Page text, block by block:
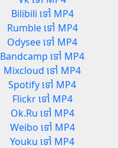
Bilibili ទៅ MP4
Rumble ទៅ MP4
Odysee ទៅ MP4
Bandcamp ទៅ MP4
Mixcloud ទៅ MP4
Spotify ទៅ MP4
Flickr ទៅ MP4
Ok.Ru ទៅ MP4
Weibo ទៅ MP4
Youku ទៅ MP4